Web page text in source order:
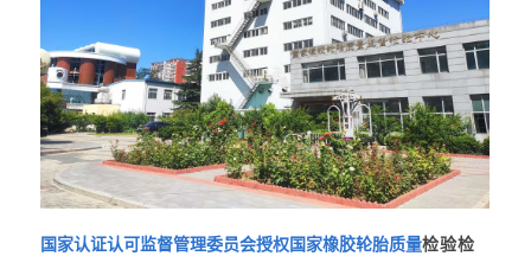
国家认证认可监督管理委员会授权国家橡胶轮胎质量检验检